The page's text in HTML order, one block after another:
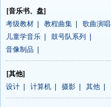
[音乐书、盘]
考级教材
教程曲集 歌曲演唱
儿童学音乐
鼓号队系列
音像制品
[其他]
设计
计算机 摄影 其他